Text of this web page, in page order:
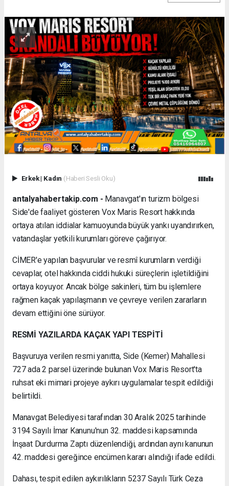
Erkek| Kadın (Haberi Sesli Oku)
antalyahabertakip.com - Manavgat'ın turizm bölgesi
Side'de faaliyet gösteren Vox Maris Resort hakkında
ortaya atılan iddialar kamuoyunda büyük yankı uyandırırken,
vatandaşlar yetkili kurumları göreve çağırıyor.
CİMER'e yapılan başvurular ve resmî kurumların verdiği
cevaplar, otel hakkında ciddi hukuki süreçlerin işletildiğini
ortaya koyuyor. Ancak bölge sakinleri, tüm bu işlemlere
rağmen kaçak yapılaşmanın ve çevreye verilen zararların
devam ettiğini öne sürüyor.
RESMİ YAZILARDA KAÇAK YAPI TESPİTİ
Başvuruya verilen resmi yanıtta, Side (Kemer) Mahallesi
727 ada 2 parsel üzerinde bulunan Vox Maris Resort'ta
ruhsat eki mimari projeye aykırı uygulamalar tespit edildiği
belirtildi.
Manavgat Belediyesi tarafından 30 Aralık 2025 tarihinde
3194 Sayılı İmar Kanunu'nun 32. maddesi kapsamında
İnşaat Durdurma Zaptı düzenlendiği, ardından aynı kanunun
42. maddesi gereğince encümen kararı alındığı ifade edildi.
Dahası, tespit edilen aykırılıkların 5237 Sayılı Türk Ceza